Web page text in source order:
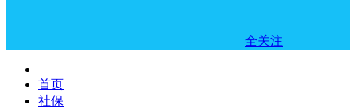
全关注
首页
社保